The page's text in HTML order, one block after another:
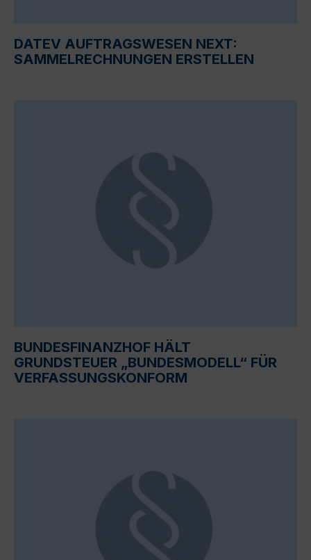
DATEV AUFTRAGSWESEN NEXT:
SAMMELRECHNUNGEN ERSTELLEN
BUNDESFINANZHOF HÄLT
GRUNDSTEUER „BUNDESMODELL“ FÜR
VERFASSUNGSKONFORM